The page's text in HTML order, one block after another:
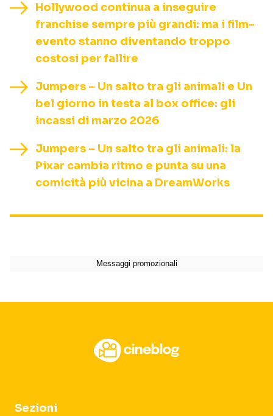
Hollywood continua a inseguire
franchise sempre più grandi: ma i film-
evento stanno diventando troppo
costosi per fallire
Jumpers – Un salto tra gli animali e Un
bel giorno in testa al box office: gli
incassi di marzo 2026
Jumpers – Un salto tra gli animali: la
Pixar cambia ritmo e punta su una
comicità più vicina a DreamWorks
Sezioni